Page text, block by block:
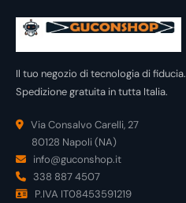
Il tuo negozio di tecnologia di fiducia.
Spedizione gratuita in tutta Italia.
Via Consalvo Carelli, 27
80128 Napoli (NA)
info@guconshop.it
338 887 4507
P.IVA IT08453591219